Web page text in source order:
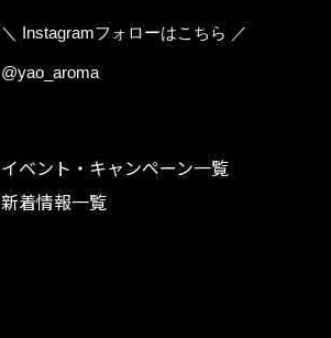
＼ Instagramフォローはこちら ／
@yao_aroma
イベント・キャンペーン一覧
新着情報一覧